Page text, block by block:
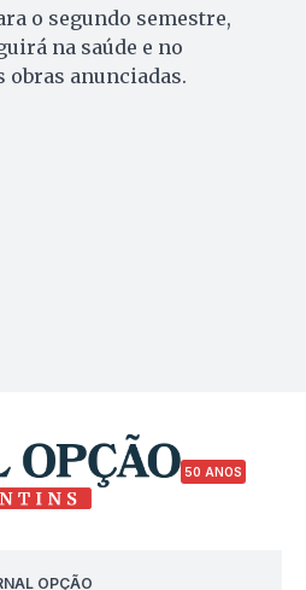
o segundo semestre,
na saúde e no
obras anunciadas.
50 ANOS
OPÇÃO